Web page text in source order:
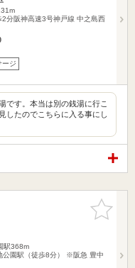
分阪神高速3号神戸線 中之島西
ージ
です。本当は別の銭湯に行こ
したのでこちらに入る事にし
お気に入
りに追加
駅368m
公園駅（徒歩8分） ※阪急 豊中